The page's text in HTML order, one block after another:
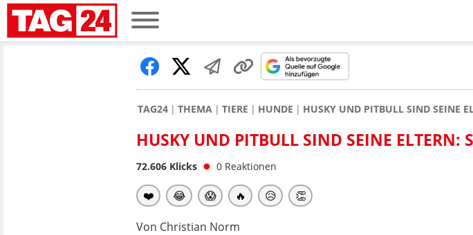
TAG24 THEMA TIERE HUNDE HUSKY UND PITBULL SIND SEINE
HUSKY UND PITBULL SIND SEINE ELTERN:
72.606 Klicks 0 Reaktionen
❤️ 😂 😱 🔥 😥 👏
Von Christian Norm